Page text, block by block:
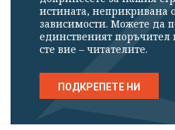
истината, неприкривана
зависимости. Можете да
единственият
сте вие – читателите.
ПОДКРЕПЕТЕ НИ